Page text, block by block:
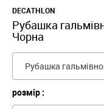
DECATHLON
Рубашка гальмівного троса для велосипеда -
Чорна
Рубашка
розмір :